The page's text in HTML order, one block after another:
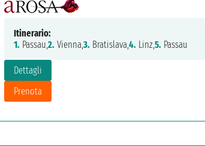
Dettagli
Prenota
Itinerario:
1. Passau,2. Vienna,3. Bratislava,4. Linz,5. Passau